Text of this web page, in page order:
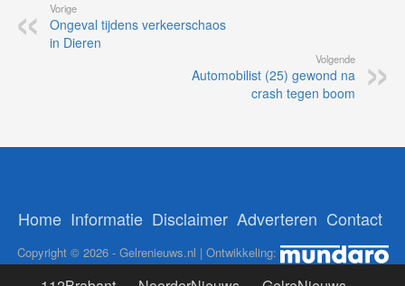
Vorige
Ongeval tijdens verkeerschaos
in Dieren
Volgende
Automobilist (25) gewond na
crash tegen boom
Home Informatie Disclaimer Adverteren Contact
Copyright © 2026 - Gelrenieuws.nl | Ontwikkeling: